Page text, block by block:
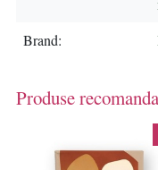
Brand
Produse